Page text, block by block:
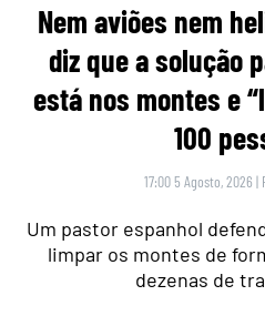
Nem aviões nem
diz que a solução
está nos montes e
100
17:00 5 Agosto, 2026 |
Um pastor espanhol
limpar os montes de
dezenas de